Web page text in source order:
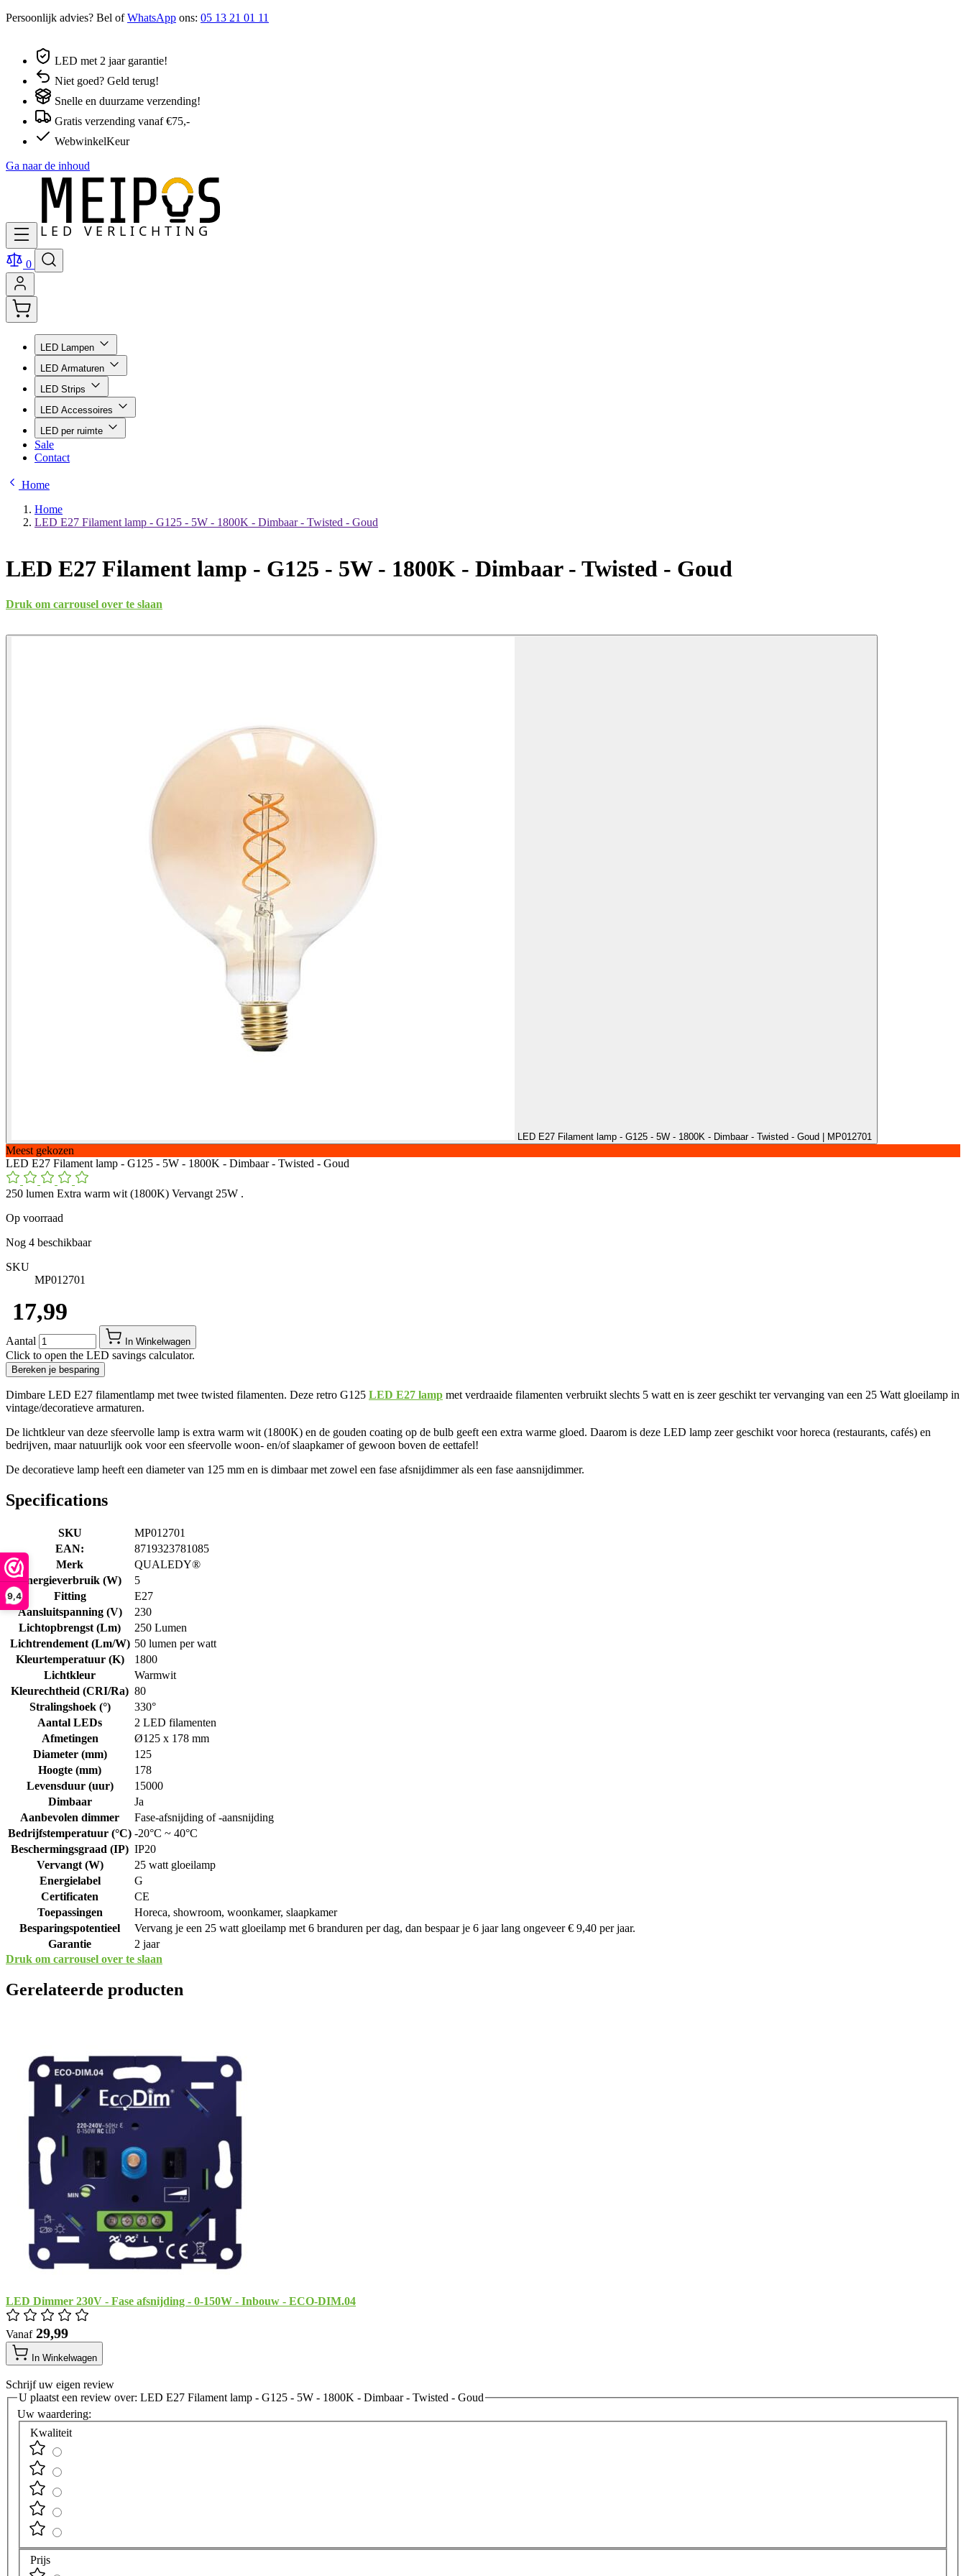
9,4
Persoonlijk advies? Bel ofWhatsApp ons: 05 13 21 01 11
LED met 2 jaar garantie!
Niet goed? Geld terug!
Snelle en duurzame verzending!
Gratis verzending vanaf €75,-
WebwinkelKeur
Ga naar de inhoud
0
LED Lampen
LED Armaturen
LED Strips
LED Accessoires
LED per ruimte
Sale
Contact
Home
Home
LED E27 Filament lamp - G125 - 5W - 1800K - Dimbaar - Twisted - Goud
LED E27 Filament lamp - G125 - 5W - 1800K - Dimbaar - Twisted - Goud
Druk om carrousel over te slaan
LED E27 Filament lamp - G125 - 5W - 1800K - Dimbaar - Twisted - Goud | MP012701
Meest gekozen
LED E27 Filament lamp - G125 - 5W - 1800K - Dimbaar - Twisted - Goud
250 lumen Extra warm wit (1800K) Vervangt 25W .
Op voorraad
Nog 4 beschikbaar
SKU
MP012701
​ 17,99
Aantal In Winkelwagen
Click to open the LED savings calculator.
Bereken je besparing
Dimbare LED E27 filamentlamp met twee twisted filamenten. Deze retro G125 LED E27 lamp met verdraaide filamenten verbruikt slechts 5 watt en is zeer geschikt ter vervanging van een 25 Watt gloeilamp in
vintage/decoratieve armaturen.
De lichtkleur van deze sfeervolle lamp is extra warm wit (1800K) en de gouden coating op de bulb geeft een extra warme gloed. Daarom is deze LED lamp zeer geschikt voor horeca (restaurants, cafés) en
bedrijven, maar natuurlijk ook voor een sfeervolle woon- en/of slaapkamer of gewoon boven de eettafel!
De decoratieve lamp heeft een diameter van 125 mm en is dimbaar met zowel een fase afsnijdimmer als een fase aansnijdimmer.
Specifications
SKU
MP012701
EAN:
8719323781085
Merk
QUALEDY®
Energieverbruik (W)
5
Fitting
E27
Aansluitspanning (V)
230
Lichtopbrengst (Lm)
250 Lumen
Lichtrendement (Lm/W) 50 lumen per watt
Kleurtemperatuur (K)
1800
Lichtkleur
Warmwit
Kleurechtheid (CRI/Ra) 80
Stralingshoek (°)
330°
Aantal LEDs
2 LED filamenten
Afmetingen
Ø125 x 178 mm
Diameter (mm)
125
Hoogte (mm)
178
Levensduur (uur)
15000
Dimbaar
Ja
Aanbevolen dimmer
Fase-afsnijding of -aansnijding
Bedrijfstemperatuur (°C) -20°C ~ 40°C
Beschermingsgraad (IP) IP20
Vervangt (W)
25 watt gloeilamp
Energielabel
G
Certificaten
CE
Toepassingen
Horeca, showroom, woonkamer, slaapkamer
Besparingspotentieel
Vervang je een 25 watt gloeilamp met 6 branduren per dag, dan bespaar je 6 jaar lang ongeveer € 9,40 per jaar.
Garantie
2 jaar
Druk om carrousel over te slaan
Gerelateerde producten
LED Dimmer 230V - Fase afsnijding - 0-150W - Inbouw - ECO-DIM.04
Vanaf​ 29,99
In Winkelwagen
Schrijf uw eigen review
U plaatst een review over: LED E27 Filament lamp - G125 - 5W - 1800K - Dimbaar - Twisted - Goud
Uw waardering:
Kwaliteit
Prijs